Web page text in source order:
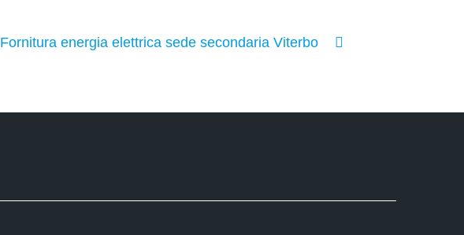
Fornitura energia elettrica sede secondaria Viterbo